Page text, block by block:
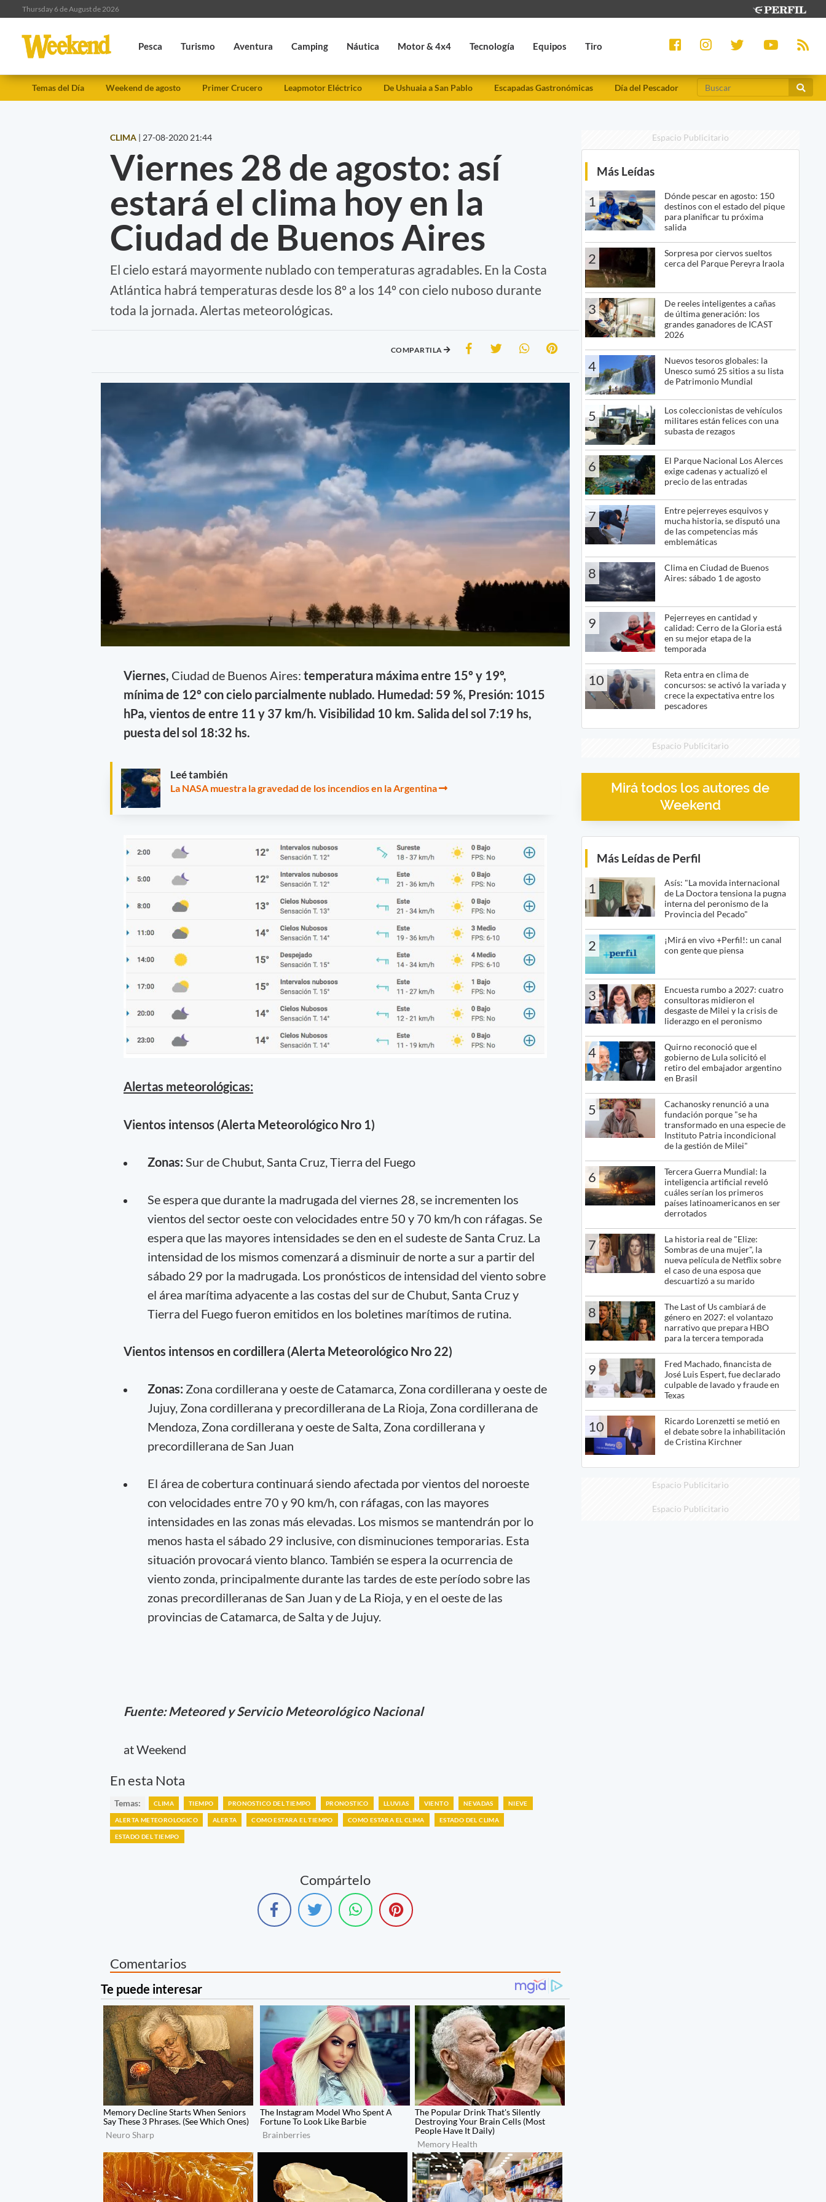
Thursday 6 de August de 2026
Pesca Turismo Aventura Camping Náutica Motor & 4x4 Tecnología Equipos Tiro
Temas del Día Weekend de agosto Primer Crucero Leapmotor Eléctrico De Ushuaia a San Pablo Escapadas Gastronómicas Día del Pescador
CLIMA | 27-08-2020 21:44
Viernes 28 de agosto: así
estará el clima hoy en la
Ciudad de Buenos Aires
El cielo estará mayormente nublado con temperaturas agradables. En la Costa
Atlántica habrá temperaturas desde los 8º a los 14º con cielo nuboso durante
toda la jornada. Alertas meteorológicas.
COMPARTILA
Viernes, Ciudad de Buenos Aires: temperatura máxima entre 15º y 19º,
mínima de 12º con cielo parcialmente nublado. Humedad: 59 %, Presión: 1015
hPa, vientos de entre 11 y 37 km/h. Visibilidad 10 km. Salida del sol 7:19 hs,
puesta del sol 18:32 hs.
Leé también
La NASA muestra la gravedad de los incendios en la Argentina
Alertas meteorológicas:
Vientos intensos (Alerta Meteorológico Nro 1)
Zonas: Sur de Chubut, Santa Cruz, Tierra del Fuego
Se espera que durante la madrugada del viernes 28, se incrementen los
vientos del sector oeste con velocidades entre 50 y 70 km/h con ráfagas. Se
espera que las mayores intensidades se den en el sudeste de Santa Cruz. La
intensidad de los mismos comenzará a disminuir de norte a sur a partir del
sábado 29 por la madrugada. Los pronósticos de intensidad del viento sobre
el área marítima adyacente a las costas del sur de Chubut, Santa Cruz y
Tierra del Fuego fueron emitidos en los boletines marítimos de rutina.
Vientos intensos en cordillera (Alerta Meteorológico Nro 22)
Zonas: Zona cordillerana y oeste de Catamarca, Zona cordillerana y oeste de
Jujuy, Zona cordillerana y precordillerana de La Rioja, Zona cordillerana de
Mendoza, Zona cordillerana y oeste de Salta, Zona cordillerana y
precordillerana de San Juan
El área de cobertura continuará siendo afectada por vientos del noroeste
con velocidades entre 70 y 90 km/h, con ráfagas, con las mayores
intensidades en las zonas más elevadas. Los mismos se mantendrán por lo
menos hasta el sábado 29 inclusive, con disminuciones temporarias. Esta
situación provocará viento blanco. También se espera la ocurrencia de
viento zonda, principalmente durante las tardes de este período sobre las
zonas precordilleranas de San Juan y de La Rioja, y en el oeste de las
provincias de Catamarca, de Salta y de Jujuy.
Fuente: Meteored y Servicio Meteorológico Nacional
at Weekend
En esta Nota
Temas: CLIMA TIEMPO PRONOSTICO DEL TIEMPO PRONOSTICO LLUVIAS VIENTO NEVADAS NIEVE
ALERTA METEOROLOGICO ALERTA COMO ESTARA EL TIEMPO COMO ESTARA EL CLIMA ESTADO DEL CLIMA
ESTADO DEL TIEMPO
Compártelo
Comentarios
Espacio Publicitario
Más Leídas
1
Dónde pescar en agosto: 150
destinos con el estado del pique
para planificar tu próxima
salida
2
Sorpresa por ciervos sueltos
cerca del Parque Pereyra Iraola
3
De reeles inteligentes a cañas
de última generación: los
grandes ganadores de ICAST
2026
4
Nuevos tesoros globales: la
Unesco sumó 25 sitios a su lista
de Patrimonio Mundial
5
Los coleccionistas de vehículos
militares están felices con una
subasta de rezagos
6
El Parque Nacional Los Alerces
exige cadenas y actualizó el
precio de las entradas
7
Entre pejerreyes esquivos y
mucha historia, se disputó una
de las competencias más
emblemáticas
8
Clima en Ciudad de Buenos
Aires: sábado 1 de agosto
9
Pejerreyes en cantidad y
calidad: Cerro de la Gloria está
en su mejor etapa de la
temporada
10
Reta entra en clima de
concursos: se activó la variada y
crece la expectativa entre los
pescadores
Espacio Publicitario
Mirá todos los autores de
Weekend
Más Leídas de Perfil
1
Asís: "La movida internacional
de La Doctora tensiona la pugna
interna del peronismo de la
Provincia del Pecado"
2
¡Mirá en vivo +Perfil!: un canal
con gente que piensa
3
Encuesta rumbo a 2027: cuatro
consultoras midieron el
desgaste de Milei y la crisis de
liderazgo en el peronismo
4
Quirno reconoció que el
gobierno de Lula solicitó el
retiro del embajador argentino
en Brasil
5
Cachanosky renunció a una
fundación porque "se ha
transformado en una especie de
Instituto Patria incondicional
de la gestión de Milei"
6
Tercera Guerra Mundial: la
inteligencia artificial reveló
cuáles serían los primeros
países latinoamericanos en ser
derrotados
7
La historia real de "Elize:
Sombras de una mujer", la
nueva película de Netflix sobre
el caso de una esposa que
descuartizó a su marido
8
The Last of Us cambiará de
género en 2027: el volantazo
narrativo que prepara HBO
para la tercera temporada
9
Fred Machado, financista de
José Luis Espert, fue declarado
culpable de lavado y fraude en
Texas
10
Ricardo Lorenzetti se metió en
el debate sobre la inhabilitación
de Cristina Kirchner
Espacio Publicitario
Espacio Publicitario